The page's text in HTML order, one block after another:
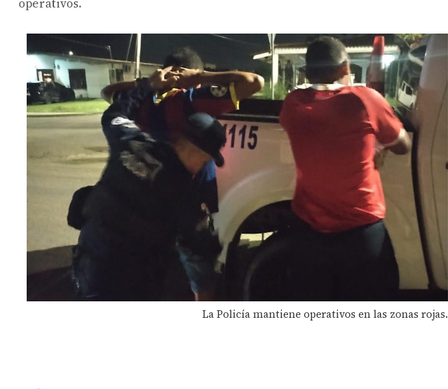
operativos.
La Policía mantiene operativos en las zonas rojas.